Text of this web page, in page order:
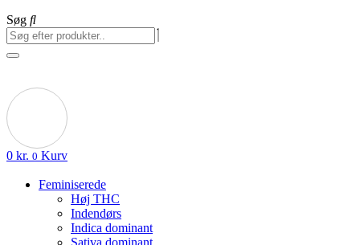
Søg
0 kr. 0 Kurv
Feminiserede
Høj THC
Indendørs
Indica dominant
Sativa dominant